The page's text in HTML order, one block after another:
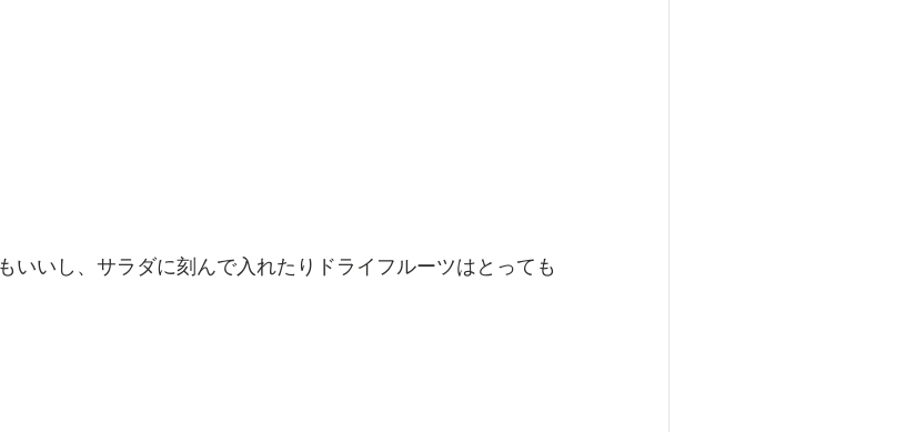
いいし、サラダに刻んで入れたりドライフルーツはとっても